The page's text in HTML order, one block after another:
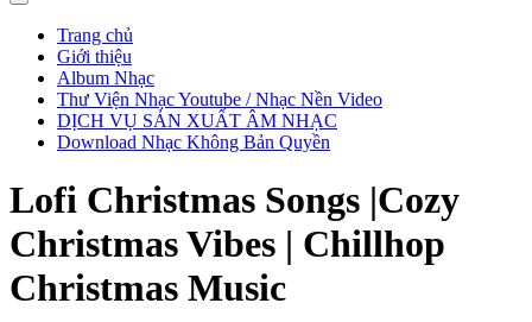
Trang chủ
Giới thiệu
Album Nhạc
Thư Viện Nhạc Youtube / Nhạc Nền Video
DỊCH VỤ SẢN XUẤT ÂM NHẠC
Download Nhạc Không Bản Quyền
Lofi Christmas Songs |Cozy
Christmas Vibes | Chillhop
Christmas Music